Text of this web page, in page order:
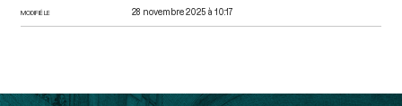
MODIFIÉ LE 28 novembre 2025 à 10:17